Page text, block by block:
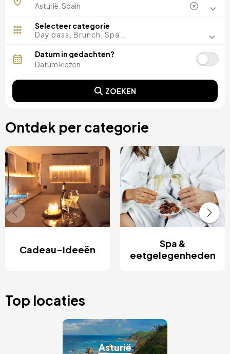
Selecteer categorie
Day pass, Brunch, Spa...
Datum in gedachten?
ZOEKEN
Ontdek per categorie
Cadeau-ideeën
Spa &
eetgelegenheden
Top locaties
Afbeelding
Asturië